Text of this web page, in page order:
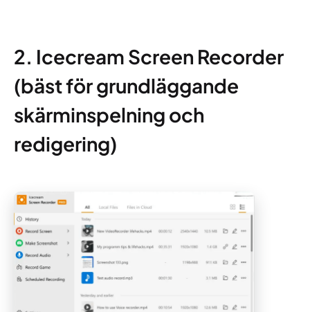
2. Icecream Screen Recorder
(bäst för grundläggande
skärminspelning och
redigering)